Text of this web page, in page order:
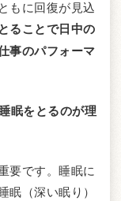
もに回復が見込
ることで日中の
事のパフォーマ
眠をとるのが理
要です。睡眠に
（深い眠り）